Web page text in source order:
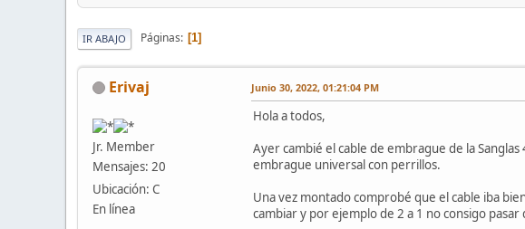
IR ABAJO Páginas 1
Erivaj
Jr. Member
Mensajes: 20
Ubicación: C
En línea
Junio 30, 2022, 01:21:04 PM
Hola a todos,
Ayer cambié el cable de embrague de la
embrague universal con perrillos.
Una vez montado comprobé que el cable iba
cambiar y por ejemplo de 2 a 1 no consigo